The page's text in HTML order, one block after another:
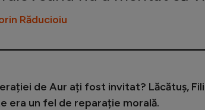
Răducioiu
de Aur ați fost invitat? Lăcătuș,
era un fel de reparație morală.